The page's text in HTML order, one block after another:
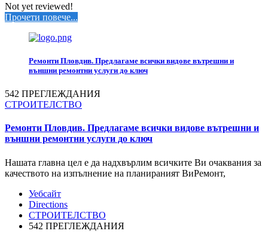
Not yet reviewed!
Прочети повече...
Ремонти Пловдив. Предлагаме всички видове вътрешни и
външни ремонтни услуги до ключ
542 ПРЕГЛЕЖДАНИЯ
СТРОИТЕЛСТВО
Ремонти Пловдив. Предлагаме всички видове вътрешни и
външни ремонтни услуги до ключ
Нашата главна цел е да надхвърлим всичките Ви очаквания за
качеството на изпълнение на планираният ВиРемонт,
Уебсайт
Directions
СТРОИТЕЛСТВО
542 ПРЕГЛЕЖДАНИЯ